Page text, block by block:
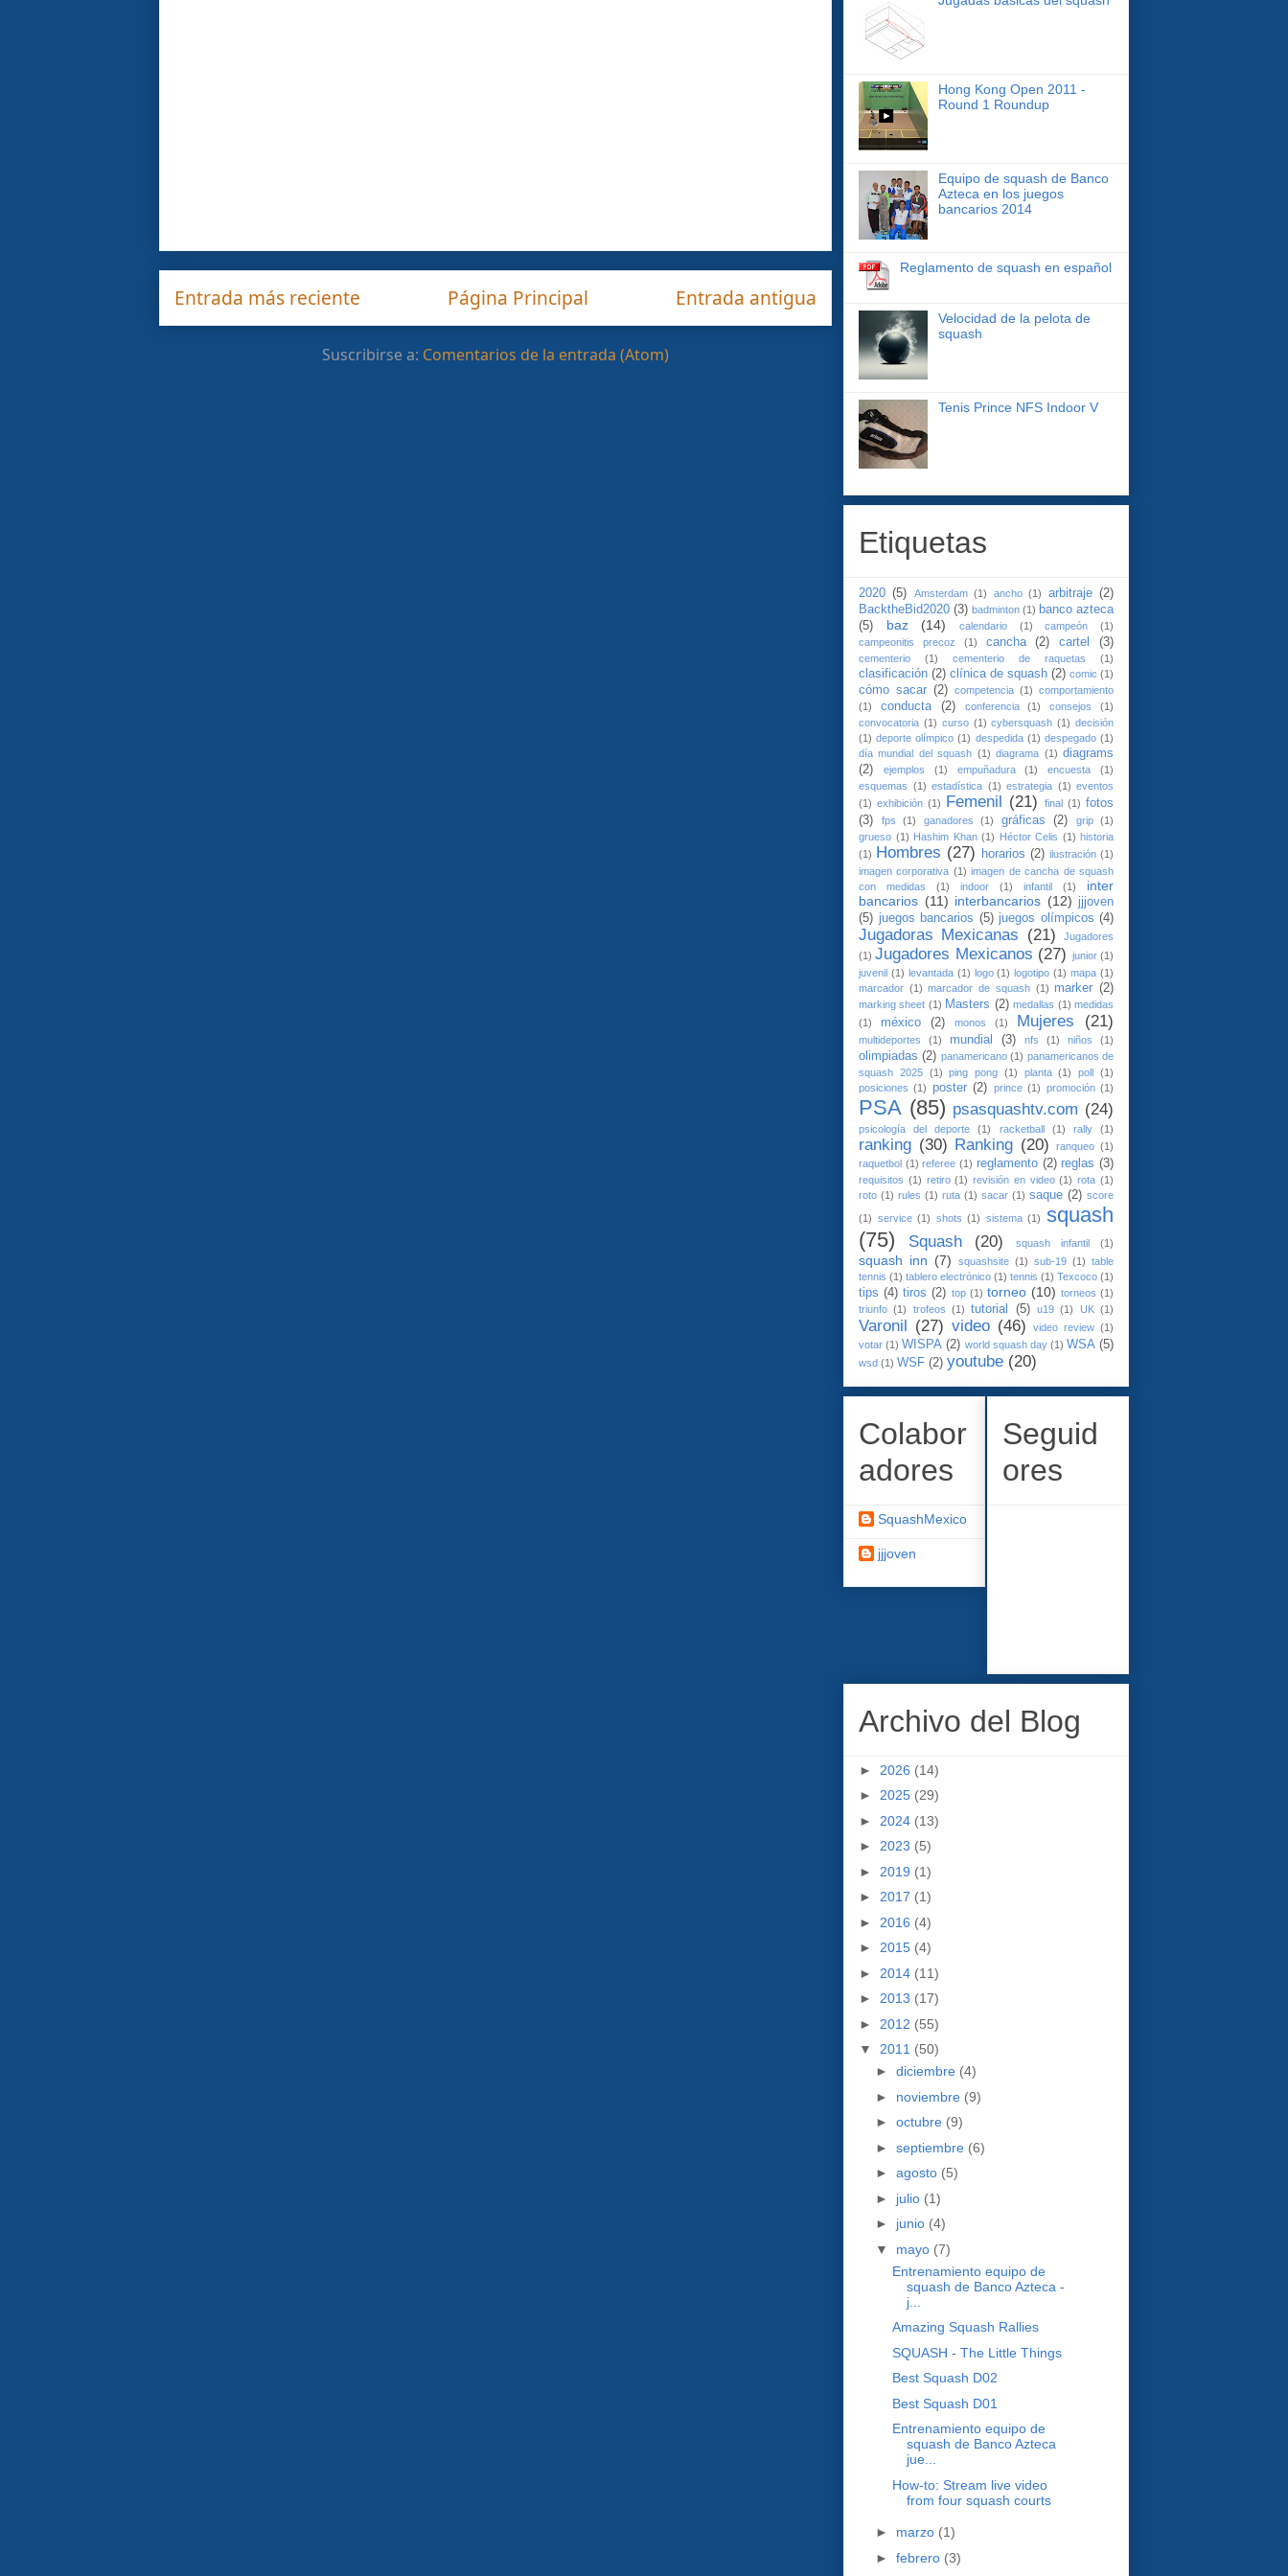
Entrada más reciente Entrada antigua
Página Principal
Suscribirse a: Comentarios de la entrada (Atom)
Hong Kong Open 2011 -
Round 1 Roundup
Equipo de squash de Banco
Azteca en los juegos
bancarios 2014
Reglamento de squash en español
Velocidad de la pelota de
squash
Tenis Prince NFS Indoor V
Etiquetas
2020 (5) Amsterdam (1) ancho (1) arbitraje (2)
BacktheBid2020 (3) badminton (1) banco azteca
(5)
baz (14) calendario (1) campeón
(1)
campeonitis precoz
(1) cancha (2) cartel (3)
cementerio (1) cementerio de raquetas (1)
clasificación (2) clínica de squash (2) comic (1)
cómo sacar (2) competencia (1) comportamiento
(1)
conducta (2) conferencia (1) consejos
(1)
convocatoria (1) curso (1) cybersquash (1) decisión
(1) deporte olímpico (1) despedida (1) despegado (1)
día mundial del squash (1) diagrama (1) diagrams
(2)
ejemplos (1) empuñadura (1) encuesta
(1)
esquemas (1) estadística (1) estrategia (1) eventos
(1) exhibición (1) Femenil (21) final (1) fotos
(3)
fps (1) ganadores (1) gráficas (2) grip
(1)
grueso (1) Hashim Khan (1) Héctor Celis (1) historia
(1) Hombres (27) horarios (2) ilustración (1)
imagen corporativa (1) imagen de cancha de squash
con medidas
(1) indoor (1) infantil (1)
inter
bancarios (11) interbancarios (12) jjjoven
(5) juegos bancarios (5) juegos olímpicos (4)
Jugadoras Mexicanas (21)
Jugadores
(1) Jugadores Mexicanos (27) junior (1)
juvenil (1) levantada (1) logo (1) logotipo (1) mapa (1)
marcador (1) marcador de squash (1) marker (2)
marking sheet (1) Masters (2) medallas (1) medidas
(1)
méxico (2) monos (1) Mujeres (21)
multideportes (1) mundial (3) nfs (1) niños (1)
olimpiadas (2) panamericano (1) panamericanos de
squash 2025
(1) ping pong (1) planta (1) poll (1)
posiciones (1) poster (2) prince (1) promoción (1)
PSA (85) psasquashtv.com (24)
psicología del deporte (1) racketball (1) rally (1)
ranking (30) Ranking (20) ranqueo (1)
raquetbol (1) referee (1) reglamento (2) reglas (3)
requisitos (1) retiro (1) revisión en video (1) rota (1)
roto (1) rules (1) ruta (1) sacar (1) saque (2) score
(1) service (1) shots (1) sistema (1) squash
(75)
Squash (20) squash infantil (1)
squash inn (7) squashsite (1) sub-19 (1) table
tennis (1) tablero electrónico (1) tennis (1) Texcoco (1)
tips (4) tiros (2) top (1) torneo (10) torneos (1)
triunfo (1) trofeos (1) tutorial (5) u19 (1) UK (1)
Varonil (27) video (46) video review (1)
votar (1) WISPA (2) world squash day (1) WSA (5)
wsd (1) WSF (2) youtube (20)
Colabor
adores
SquashMexico
jjjoven
Seguid
ores
Archivo del Blog
► 2026 (14)
► 2025 (29)
► 2024 (13)
► 2023 (5)
► 2019 (1)
► 2017 (1)
► 2016 (4)
► 2015 (4)
► 2014 (11)
► 2013 (17)
► 2012 (55)
▼ 2011 (50)
► diciembre (4)
► noviembre (9)
► octubre (9)
► septiembre (6)
► agosto (5)
► julio (1)
► junio (4)
▼ mayo (7)
Entrenamiento equipo de
squash de Banco Azteca -
j...
Amazing Squash Rallies
SQUASH - The Little Things
Best Squash D02
Best Squash D01
Entrenamiento equipo de
squash de Banco Azteca
jue...
How-to: Stream live video
from four squash courts
► marzo (1)
► febrero (3)